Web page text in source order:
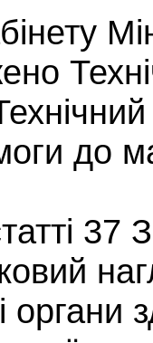
до
37
органи